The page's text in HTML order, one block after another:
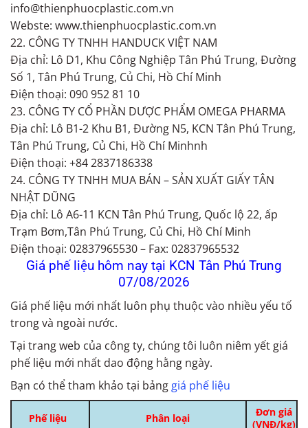
info@thienphuocplastic.com.vn
Webste: www.thienphuocplastic.com.vn
22. CÔNG TY TNHH HANDUCK VIỆT NAM
Địa chỉ: Lô D1, Khu Công Nghiệp Tân Phú Trung, Đường
Số 1, Tân Phú Trung, Củ Chi, Hồ Chí Minh
Điện thoại: 090 952 81 10
23. CÔNG TY CỔ PHẦN DƯỢC PHẨM OMEGA PHARMA
Địa chỉ: Lô B1-2 Khu B1, Đường N5, KCN Tân Phú Trung,
Tân Phú Trung, Củ Chi, Hồ Chí Minhnh
Điện thoại: +84 2837186338
24. CÔNG TY TNHH MUA BÁN – SẢN XUẤT GIẤY TÂN
NHẬT DŨNG
Địa chỉ: Lô A6-11 KCN Tân Phú Trung, Quốc lộ 22, ấp
Trạm Bơm,Tân Phú Trung, Củ Chi, Hồ Chí Minh
Điện thoại: 02837965530 – Fax: 02837965532
Giá phế liệu hôm nay tại KCN Tân Phú Trung
07/08/2026
Giá phế liệu mới nhất luôn phụ thuộc vào nhiều yếu tố
trong và ngoài nước.
Tại trang web của công ty, chúng tôi luôn niêm yết giá
phế liệu mới nhất dao động hằng ngày.
Bạn có thể tham khảo tại bảng giá phế liệu
Phế liệu Phân loại
Đơn giá
(VNĐ/kg)